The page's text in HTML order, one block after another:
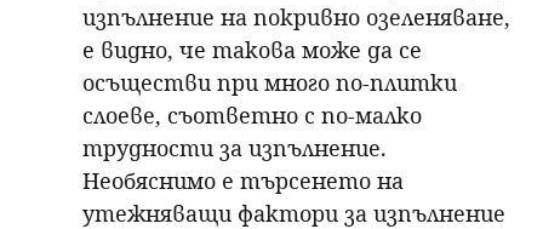
изпълнение на покривно озеленяване,
е видно, че такова може да се
осъществи при много по-плитки
слоеве, съответно с по-малко
трудности за изпълнение.
Необяснимо е търсенето на
утежняващи фактори за изпълнение